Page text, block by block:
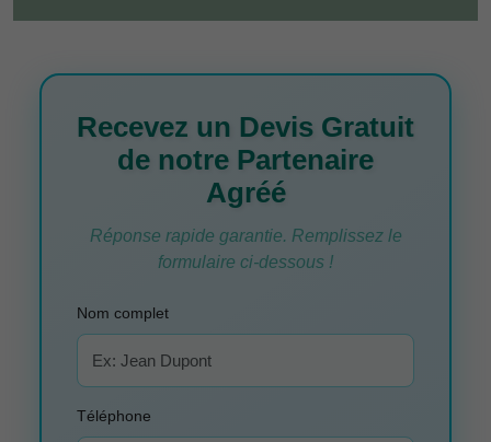
Recevez un Devis Gratuit
de notre Partenaire
Agréé
Réponse rapide garantie. Remplissez le
formulaire ci-dessous !
Nom complet
Téléphone